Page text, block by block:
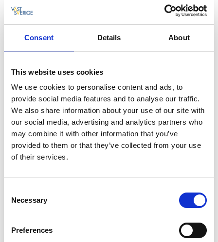
Consent Details About
This website uses cookies
We use cookies to personalise content and ads, to
provide social media features and to analyse our traffic.
We also share information about your use of our site with
our social media, advertising and analytics partners who
may combine it with other information that you’ve
provided to them or that they’ve collected from your use
of their services.
Selection
Necessary
Preferences
belägen i Vinbräcka.
Vindbräckastenen då man menar att det var att hitta
Den 3 november 1972 reparerades och restes stenen
Till vänster om Vinbräckavägen ligger ett jättehögt
berg som blir helt rubinrött när solen går ner på
somrarna.Det är fantastiskt vackert att beskåda en
sommarkväll.Det finns också en badplats i närheten.
Var ligger Vinbräckastenen?
Från Södra hamnen i Lysekil till Vinbräckavägen i
en skylt ”3 Rixö” och kör 1,3 kilometer och sväng
sedan höger.
Vid nästa korsning, kör rakt fram, efter 500 meter